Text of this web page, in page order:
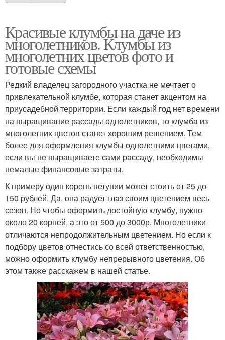
Красивые клумбы на даче из
многолетников. Клумбы из
многолетних цветов фото и
готовые схемы
Редкий владелец загородного участка не мечтает о
привлекательной клумбе, которая станет акцентом на
приусадебной территории. Если каждый год нет времени
на выращивание рассады однолетников, то клумба из
многолетних цветов станет хорошим решением. Тем
более для оформления клумбы однолетними цветами,
если вы не выращиваете сами рассаду, необходимы
немалые финансовые затраты.
К примеру один корень петунии может стоить от 25 до
150 рублей. Да, она радует глаз своим цветением весь
сезон. Но чтобы оформить достойную клумбу, нужно
около 20 корней, а это от 500 до 3000р. Многолетники
отличаются непродолжительным цветением. Но если к
подбору цветов отнестись со всей ответственностью,
можно оформить клумбу непрерывного цветения. Об
этом также расскажем в нашей статье.